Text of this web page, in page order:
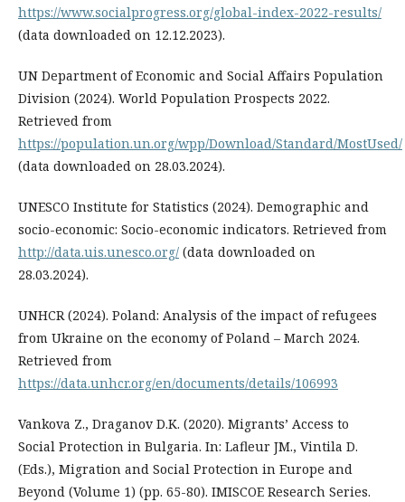
https://www.socialprogress.org/global-index-2022-results/
(data downloaded on 12.12.2023).
UN Department of Economic and Social Affairs Population
Division (2024). World Population Prospects 2022.
Retrieved from
https://population.un.org/wpp/Download/Standard/MostUsed/
(data downloaded on 28.03.2024).
UNESCO Institute for Statistics (2024). Demographic and
socio-economic: Socio-economic indicators. Retrieved from
http://data.uis.unesco.org/ (data downloaded on
28.03.2024).
UNHCR (2024). Poland: Analysis of the impact of refugees
from Ukraine on the economy of Poland – March 2024.
Retrieved from
https://data.unhcr.org/en/documents/details/106993
Vankova Z., Draganov D.K. (2020). Migrants’ Access to
Social Protection in Bulgaria. In: Lafleur JM., Vintila D.
(Eds.), Migration and Social Protection in Europe and
Beyond (Volume 1) (pp. 65-80). IMISCOE Research Series.